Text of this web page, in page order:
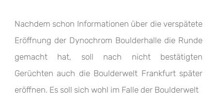
Nachdem schon Informationen über die verspätete
Eröffnung der Dynochrom Boulderhalle die Runde
gemacht hat, soll nach nicht bestätigten
Gerüchten auch die Boulderwelt Frankfurt später
eröffnen. Es soll sich wohl im Falle der Boulderwelt